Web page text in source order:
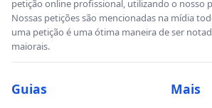
petição online profissional, utilizando o nosso
Nossas petições são mencionadas na mídia
uma petição é uma ótima maneira de ser
maiorais.
Guias Mais